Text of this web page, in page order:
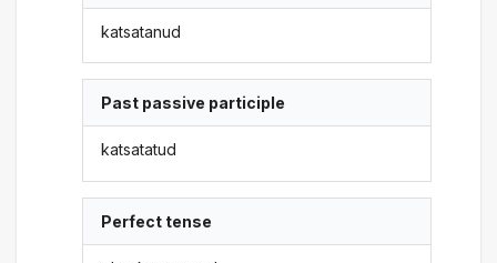
katsatanud
Past passive participle
katsatatud
Perfect tense